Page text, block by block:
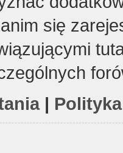
się
|